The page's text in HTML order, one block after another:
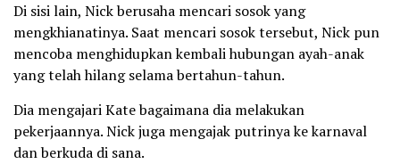
Di sisi lain, Nick berusaha mencari sosok yang
mengkhianatinya. Saat mencari sosok tersebut, Nick pun
mencoba menghidupkan kembali hubungan ayah-anak
yang telah hilang selama bertahun-tahun.
Dia mengajari Kate bagaimana dia melakukan
pekerjaannya. Nick juga mengajak putrinya ke karnaval
dan berkuda di sana.